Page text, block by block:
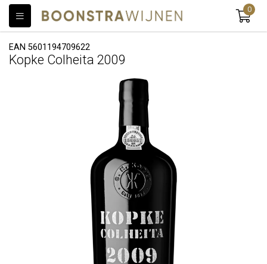
0
EAN 5601194709622
Kopke Colheita 2009